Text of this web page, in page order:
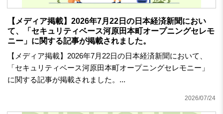
【メディア掲載】2026年7月22日の日本経済新聞におい
て、「セキュリティベース河原田本町オープニングセレモ
ニー」に関する記事が掲載されました。
【メディア掲載】2026年7月22日の日本経済新聞において、
「セキュリティベース河原田本町オープニングセレモニー」
に関する記事が掲載されました。...
2026/07/24